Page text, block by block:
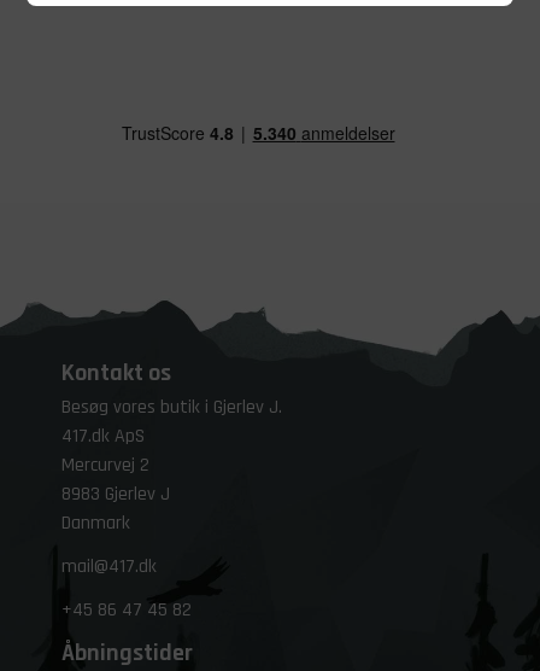
Kontakt os
Besøg vores butik i Gjerlev J.
417.dk ApS
Mercurvej 2
8983 Gjerlev J
Danmark
mail@417.dk
+45 86 47 45 82
Åbningstider